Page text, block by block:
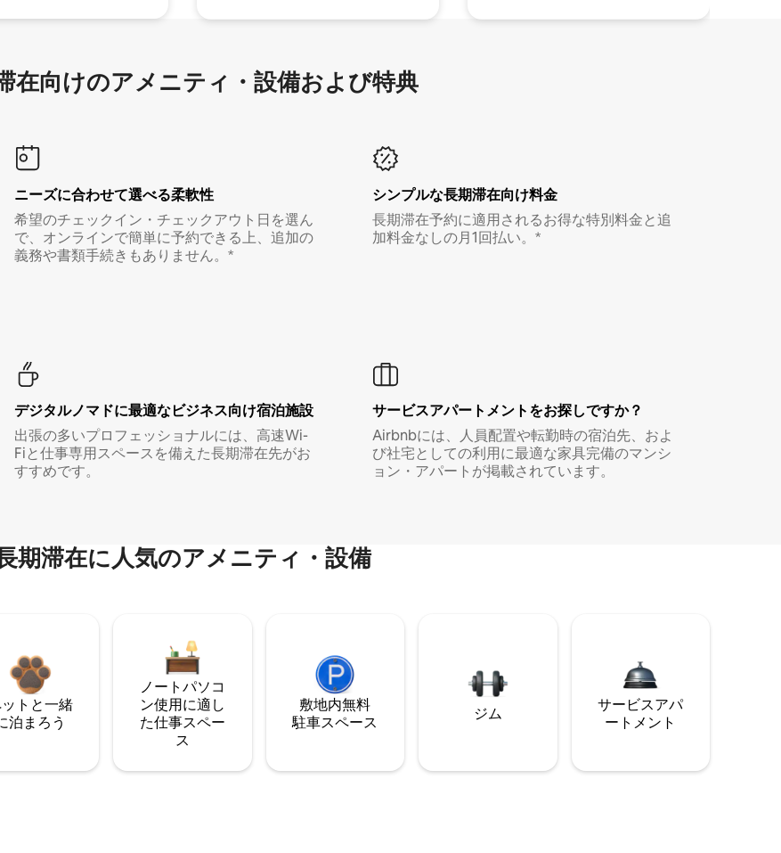
在向け⁠のア⁠メ⁠ニ⁠テ⁠ィ⁠・設⁠備⁠および特⁠典
ニーズに合わせて選べる柔軟性
希望のチェックイン・チェックアウト日を選ん
で、オンラインで簡単に予約できる上、追加の
義務や書類手続きもありません。*
シンプルな長期滞在向け料金
長期滞在予約に適用されるお得な特別料金と追
加料金なしの月1回払い。*
デジタルノマド⁠に最⁠適⁠なビ⁠ジ⁠ネ⁠ス⁠向⁠け宿⁠泊⁠施⁠設
出張の多いプロフェッショナルには、高速Wi-
Fiと仕事専用スペースを備えた長期滞在先がお
すすめです。
サービスアパートメントをお探しですか？
Airbnbには、人員配置や転勤時の宿泊先、およ
び社宅としての利用に最適な家具完備のマンシ
ョン・アパートが掲載されています。
期滞在に人気のアメニティ・設備
トと一緒
泊まろう
ノートパソコ
ン使用に適し
た仕事スペー
ス
敷地内無料
駐⁠車ス⁠ペ⁠ー⁠ス
ジム
サービスアパ
ートメント